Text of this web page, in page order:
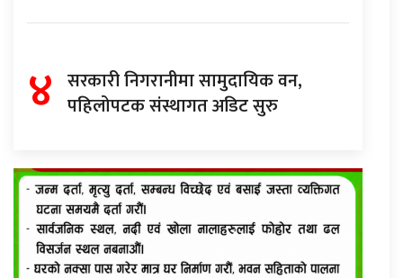
४ सरकारी निगरानीमा सामुदायिक वन,
पहिलोपटक संस्थागत अडिट सुरु